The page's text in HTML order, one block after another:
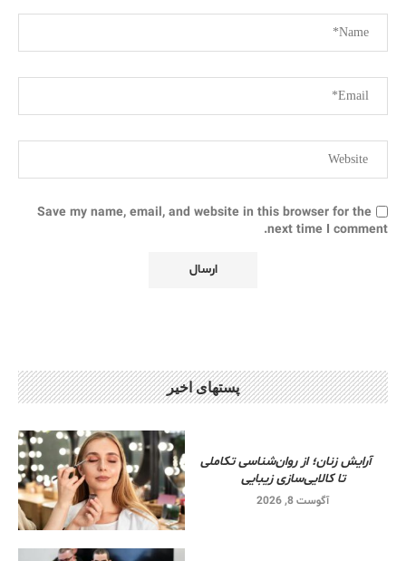
Save my name, email, and website in this browser for the
next time I comment.
پستهای اخیر
آرایش زنان؛ از روان‌شناسی تکاملی
تا کالایی‌سازی زیبایی
آگوست 8, 2026